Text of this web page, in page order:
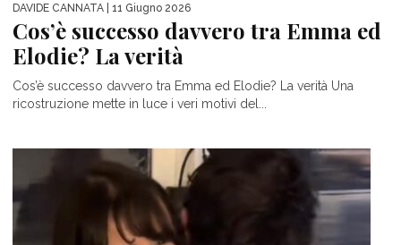
DAVIDE CANNATA | 11 Giugno 2026
Cos’è successo davvero tra Emma ed
Elodie? La verità
Cos’è successo davvero tra Emma ed Elodie? La verità Una
ricostruzione mette in luce i veri motivi del...